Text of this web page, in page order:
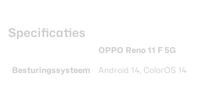
Specificaties
OPPO Reno 11 F 5G
Besturingssysteem Android 14, ColorOS 14